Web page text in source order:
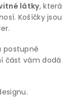
látky, která
Košíčky jsou
postupné
část vám dodá